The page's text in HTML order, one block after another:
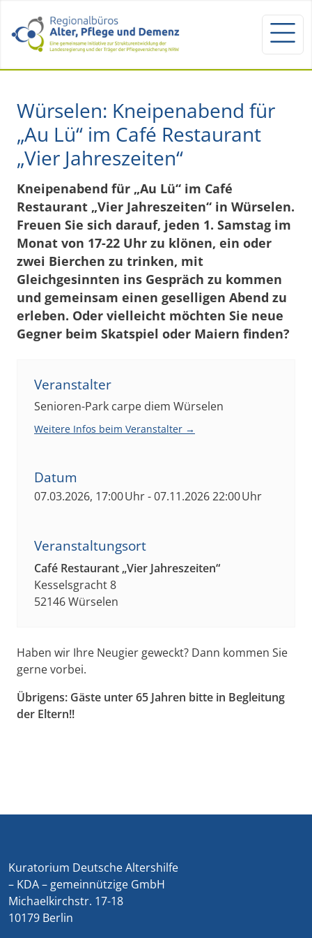
Würselen: Kneipenabend für
„Au Lü“ im Café Restaurant
„Vier Jahreszeiten“
Kneipenabend für „Au Lü“ im Café
Restaurant „Vier Jahreszeiten“ in Würselen.
Freuen Sie sich darauf, jeden 1. Samstag im
Monat von 17-22 Uhr zu klönen, ein oder
zwei Bierchen zu trinken, mit
Gleichgesinnten ins Gespräch zu kommen
und gemeinsam einen geselligen Abend zu
erleben. Oder vielleicht möchten Sie neue
Gegner beim Skatspiel oder Maiern finden?
Veranstalter
Senioren-Park carpe diem Würselen
Weitere Infos beim Veranstalter →
Datum
07.03.2026, 17:00 Uhr - 07.11.2026 22:00 Uhr
Veranstaltungsort
Café Restaurant „Vier Jahreszeiten“
Kesselsgracht 8
52146 Würselen
Haben wir Ihre Neugier geweckt? Dann kommen Sie
gerne vorbei.
Übrigens: Gäste unter 65 Jahren bitte in Begleitung
der Eltern!!
Kuratorium Deutsche Altershilfe
– KDA – gemeinnützige GmbH
Michaelkirchstr. 17-18
10179 Berlin